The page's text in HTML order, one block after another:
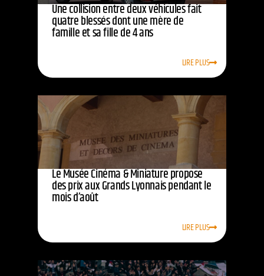
Une collision entre deux véhicules fait
quatre blessés dont une mère de
famille et sa fille de 4 ans
LIRE PLUS
Le Musée Cinéma & Miniature propose
des prix aux Grands Lyonnais pendant le
mois d’août
LIRE PLUS